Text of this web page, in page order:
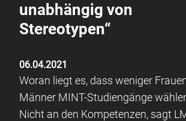
unabhängig von
Stereotypen“
06.04.2021
Woran liegt es, dass weniger
Männer MINT-Studiengänge
Nicht an den Kompetenzen, sagt